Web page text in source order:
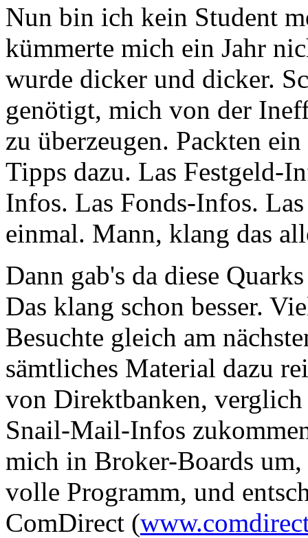
Nun bin ich kein Student
kümmerte mich ein Jahr
wurde dicker und dicker.
genötigt, mich von der
zu überzeugen. Packten
Tipps dazu. Las Festgeld-
Infos. Las Fonds-Infos.
einmal. Mann, klang das
Dann gab's da diese
Das klang schon besser.
Besuchte gleich am
sämtliches Material dazu
von Direktbanken,
Snail-Mail-Infos
mich in Broker-Boards
volle Programm, und
ComDirect (